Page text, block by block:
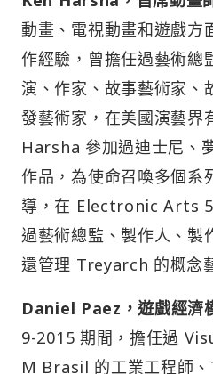
動畫、電視動畫和遊戲方
作經驗，曾擔任過藝術總
演、作家、故事藝術家、
發藝術家，在美國演藝界
Harsha 參加過迪士尼、
作品，為使命召喚多個系
導，在 Electronic Arts
過藝術總監、製作人、製
還管理 Treyarch 的概念
Daniel Paez，遊戲經濟
9-2015 期間，擔任過
M Brasil 的工業工程師